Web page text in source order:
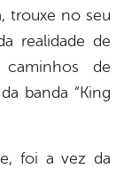
trouxe no seu
realidade de
de
banda “King
foi a vez da